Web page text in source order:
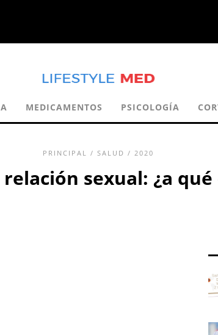
MEDICAMENTOS PSICOLOGÍA
PRINCIPAL / SALUD / 2020
sexual: ¿a qué